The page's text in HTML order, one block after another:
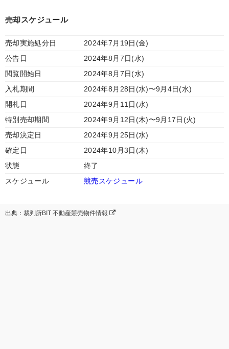
売却スケジュール
売却実施処分日
2024年7月19日(金)
公告日
2024年8月7日(水)
閲覧開始日
2024年8月7日(水)
入札期間
2024年8月28日(水)〜9月4日(水)
開札日
2024年9月11日(水)
特別売却期間
2024年9月12日(木)〜9月17日(火)
売却決定日
2024年9月25日(水)
確定日
2024年10月3日(木)
状態
終了
スケジュール
競売スケジュール
出典：裁判所BIT 不動産競売物件情報